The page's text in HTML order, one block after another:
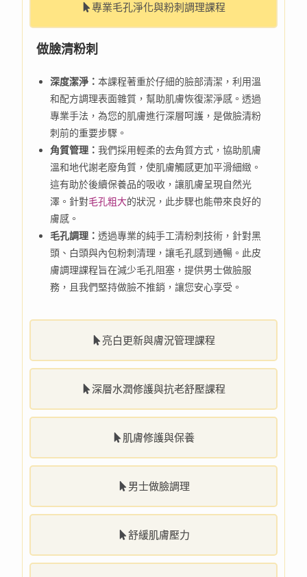
專業毛孔淨化與粉刺調理課程
亮白更新與膚況管理課程
深層水潤修護與抗老舒壓課程
肌膚修護與保養
男士做臉調理
舒緩肌膚壓力
做臉清粉刺
深度潔淨：本課程著重於仔細的臉部清潔，利用溫
和配方調理表面雜質，幫助肌膚恢復潔淨感。透過
專業手法，為您的肌膚進行深層呵護，是做臉清粉
刺前的重要步驟。
角質管理：我們採用輕柔的去角質方式，協助肌膚
溫和地代謝老廢角質，使肌膚觸感更加平滑細緻。
這有助於後續保養品的吸收，讓肌膚呈現自然光
澤。針對毛孔粗大的狀況，此步驟也能帶來良好的
膚感。
毛孔調理：透過專業的純手工清粉刺技術，針對黑
頭、白頭與內包粉刺清理，讓毛孔感到通暢。此皮
膚調理課程旨在減少毛孔阻塞，提供男士做臉服
務，且我們堅持做臉不推銷，讓您安心享受。